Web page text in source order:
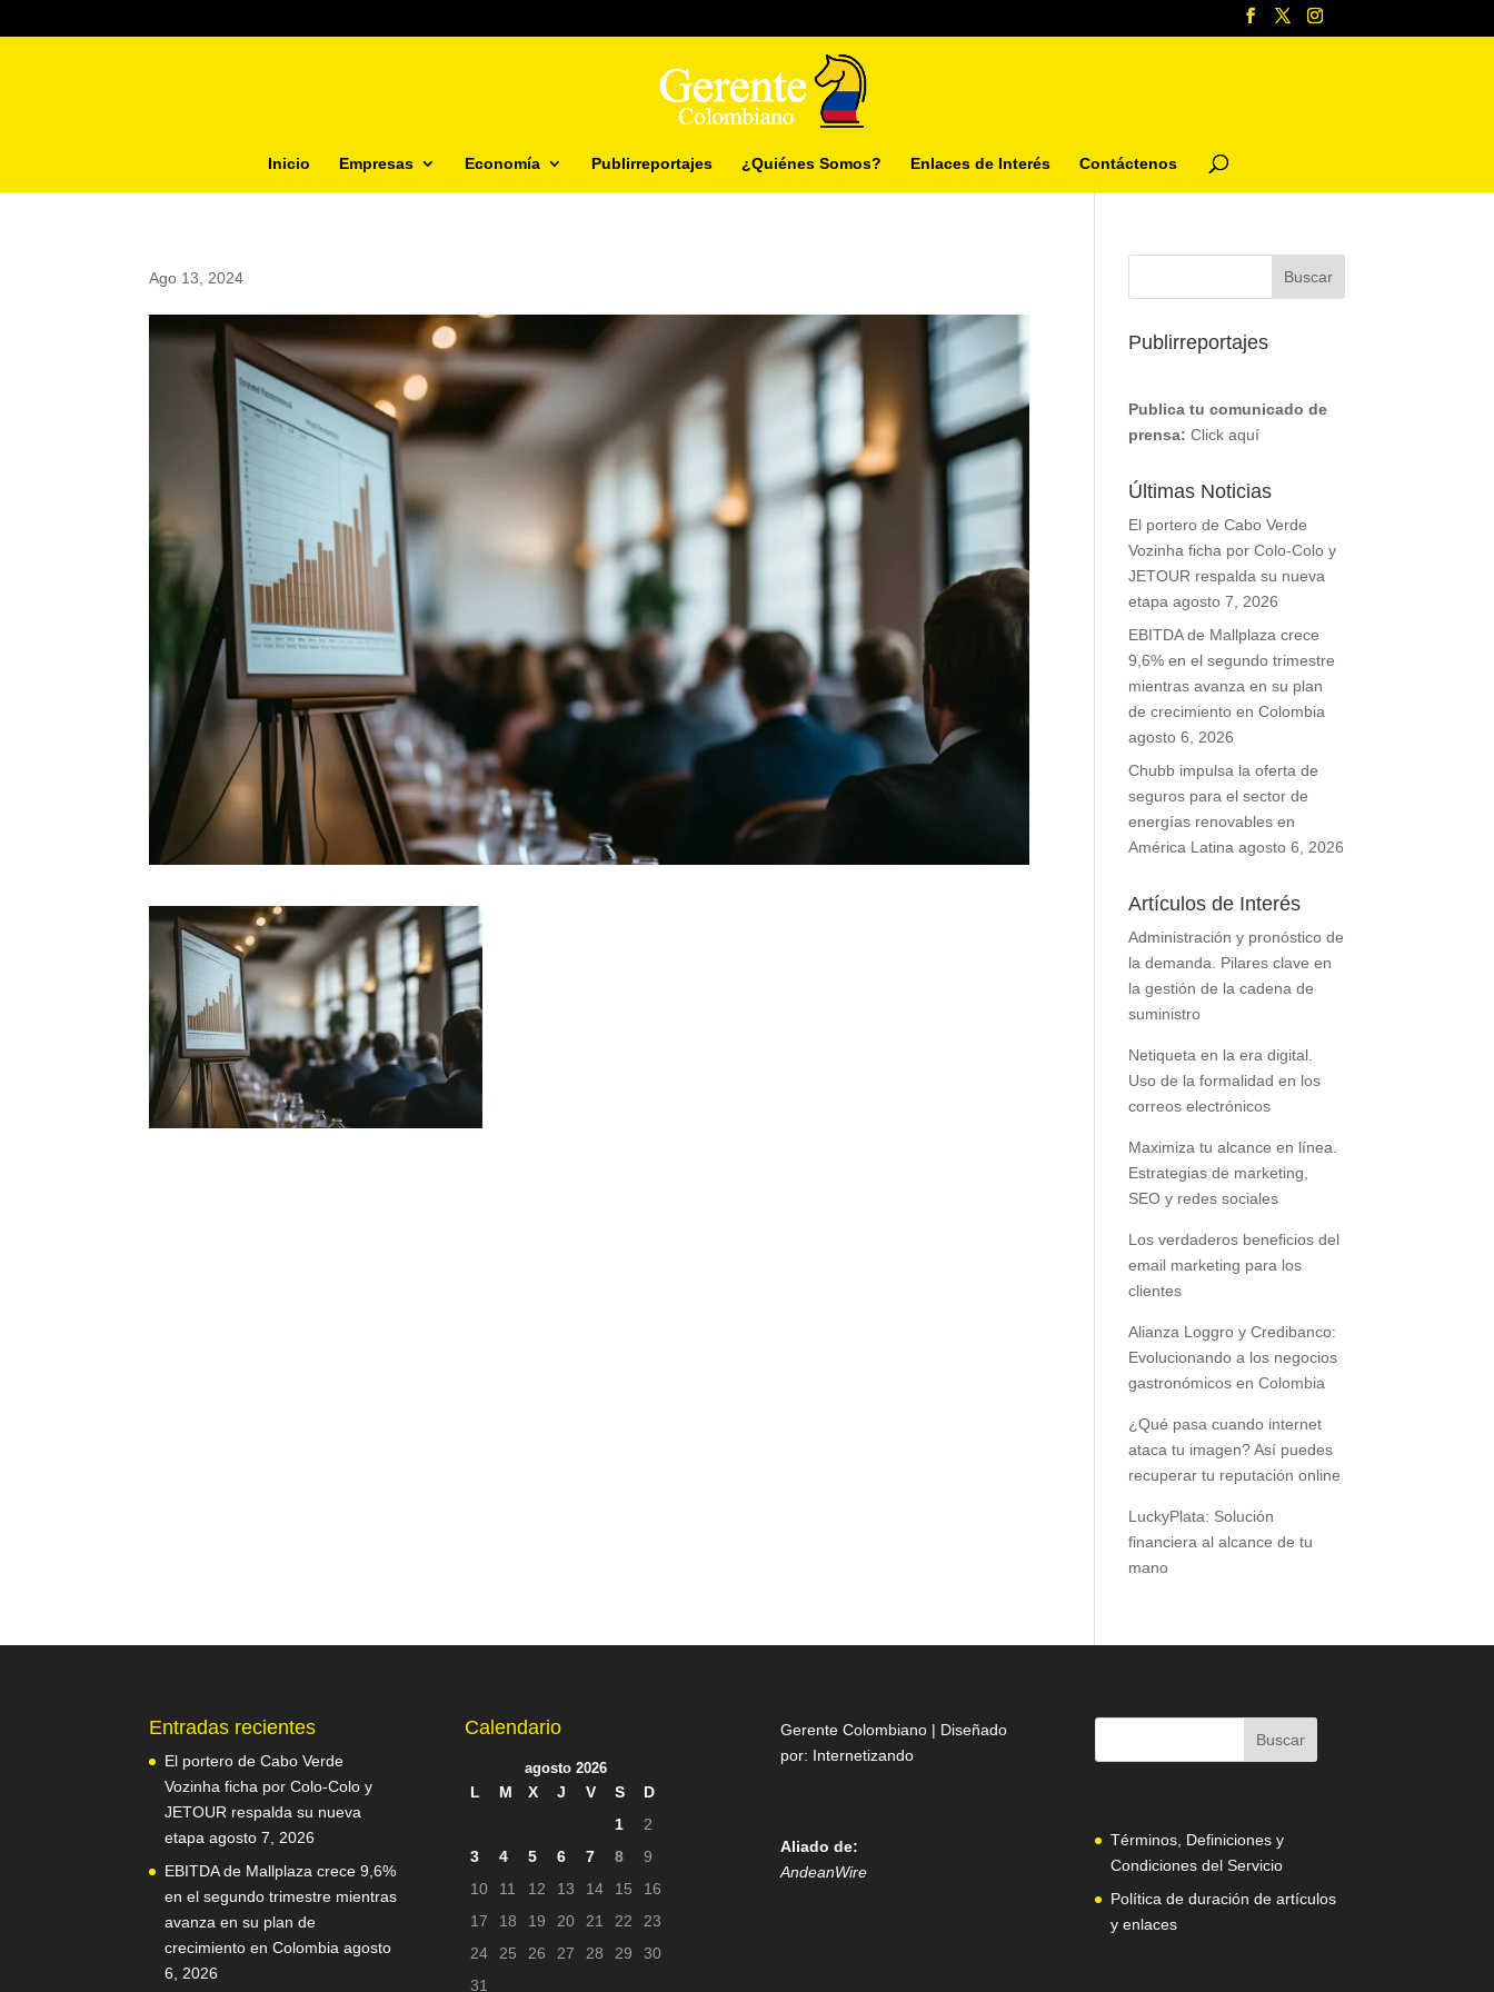
Inicio Empresas Economía Publirreportajes ¿Quiénes Somos? Enlaces de Interés Contáctenos
Ago 13, 2024
Publirreportajes
Publica tu comunicado de
prensa: Click aquí
Últimas Noticias
El portero de Cabo Verde
Vozinha ficha por Colo-Colo y
JETOUR respalda su nueva
etapa agosto 7, 2026
EBITDA de Mallplaza crece
9,6% en el segundo trimestre
mientras avanza en su plan
de crecimiento en Colombia
agosto 6, 2026
Chubb impulsa la oferta de
seguros para el sector de
energías renovables en
América Latina agosto 6, 2026
Artículos de Interés
Administración y pronóstico de
la demanda. Pilares clave en
la gestión de la cadena de
suministro
Netiqueta en la era digital.
Uso de la formalidad en los
correos electrónicos
Maximiza tu alcance en línea.
Estrategias de marketing,
SEO y redes sociales
Los verdaderos beneficios del
email marketing para los
clientes
Alianza Loggro y Credibanco:
Evolucionando a los negocios
gastronómicos en Colombia
¿Qué pasa cuando internet
ataca tu imagen? Así puedes
recuperar tu reputación online
LuckyPlata: Solución
financiera al alcance de tu
mano
Entradas recientes
El portero de Cabo Verde
Vozinha ficha por Colo-Colo y
JETOUR respalda su nueva
etapa agosto 7, 2026
EBITDA de Mallplaza crece 9,6%
en el segundo trimestre mientras
avanza en su plan de
crecimiento en Colombia agosto
6, 2026
Calendario
agosto 2026
L M X J V S
D
1
2
3
4 5 6 7 8
9
10
11 12 13 14 15
16
17
18 19 20 21 22
23
24
25 26 27 28 29
30
31
Gerente Colombiano | Diseñado
por: Internetizando
Aliado de:
AndeanWire
Términos, Definiciones y
Condiciones del Servicio
Política de duración de artículos
y enlaces